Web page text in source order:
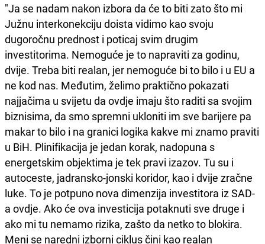
"Ja se nadam nakon izbora da će to biti zato što mi
Južnu interkonekciju doista vidimo kao svoju
dugoročnu prednost i poticaj svim drugim
investitorima. Nemoguće je to napraviti za godinu,
dvije. Treba biti realan, jer nemoguće bi to bilo i u EU a
ne kod nas. Međutim, želimo praktično pokazati
najjačima u svijetu da ovdje imaju što raditi sa svojim
biznisima, da smo spremni ukloniti im sve barijere pa
makar to bilo i na granici logika kakve mi znamo praviti
u BiH. Plinifikacija je jedan korak, nadopuna s
energetskim objektima je tek pravi izazov. Tu su i
autoceste, jadransko-jonski koridor, kao i dvije zračne
luke. To je potpuno nova dimenzija investitora iz SAD-
a ovdje. Ako će ova investicija potaknuti sve druge i
ako mi tu nemamo rizika, zašto da netko to blokira.
Meni se naredni izborni ciklus čini kao realan